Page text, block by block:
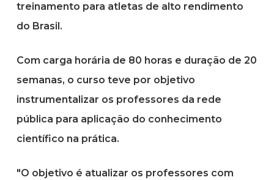
treinamento para atletas de alto rendimento
do Brasil.
Com carga horária de 80 horas e duração de 20
semanas, o curso teve por objetivo
instrumentalizar os professores da rede
pública para aplicação do conhecimento
científico na prática.
"O objetivo é atualizar os professores com